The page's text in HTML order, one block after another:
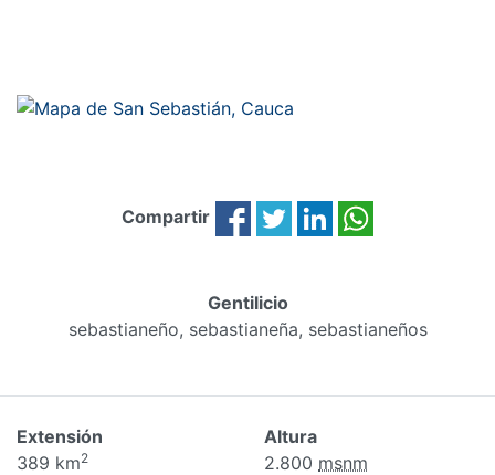
Compartir
Gentilicio
sebastianeño, sebastianeña, sebastianeños
Extensión
389 km2
Altura
2.800 msnm